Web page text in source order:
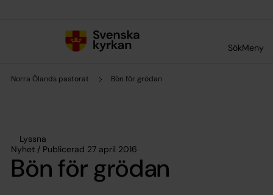
SökMeny
Norra Ölands pastorat Bön för grödan
Lyssna
Nyhet / Publicerad 27 april 2016
Bön för grödan